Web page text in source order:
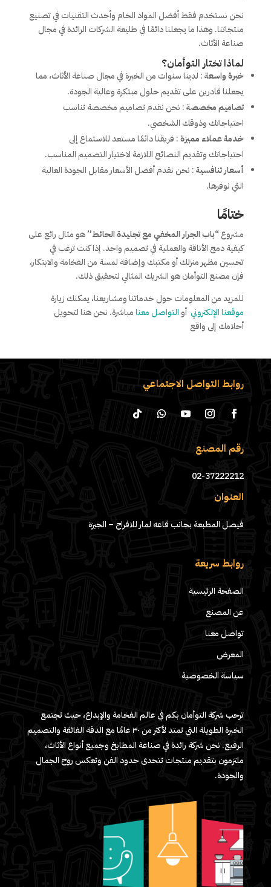
نحن نستخدم فقط أفضل المواد الخام وأحدث التقنيات في تصنيع
منتجاتنا. وهذا ما يجعلنا دائمًا في طليعة الشركات الرائدة في مجال
صناعة الأثاث.
لماذا تختار التوأمان؟
خبرة واسعة: لدينا سنوات من الخبرة في مجال صناعة الأثاث، مما
يجعلنا قادرين على تقديم حلول مبتكرة وعالية الجودة.
تصاميم مخصصة: نحن نقدم تصاميم مخصصة تناسب
احتياجاتك وذوقك الشخصي.
خدمة عملاء مميزة: فريقنا دائمًا مستعد للاستماع إلى
احتياجاتك وتقديم النصائح اللازمة لاختيار التصميم المناسب.
أسعار تنافسية: نحن نقدم أفضل الأسعار مقابل الجودة العالية
التي نوفرها.
ختامًا
مشروع“باب الجرار المخفي مع تجليدة الحائط”هو مثال رائع على
كيفية دمج الأناقة والعملية في تصميم واحد. إذا كنت ترغب في
تحسين مظهر منزلك أو مكتبك وإضافة لمسة من الفخامة والابتكار،
فإن مصنع التوأمان هو الشريك المثالي لتحقيق ذلك.
للمزيد من المعلومات حول خدماتنا ومشاريعنا، يمكنك زيارة
موقعنا الإلكتروني أو التواصل معنامباشرة. نحن هنا لتحويل
أحلامك إلى واقع
روابط التواصل الاجتماعي
رقم المصنع
02-37222212
العنوان
فيصل المطبعة بجانب قاعه لمار للافراح – الجيزة
روابط سريعة
الصفحة الرئيسية
عن المصنع
تواصل معنا
المعرض
سياسة الخصوصية
ترحب شركة التوأمان بكم في عالم الفخامة والإبداع، حيث تجتمع
الخبرة الطويلة التي تمتد لأكثر من ٣٠ عامًا مع الدقة الفائقة والتصميم
الرفيع. نحن شركة رائدة في صناعة المطابخ وجميع أنواع الأثاث،
ملتزمون بتقديم منتجات تتحدى حدود الفن وتعكس روح الجمال
والجودة.